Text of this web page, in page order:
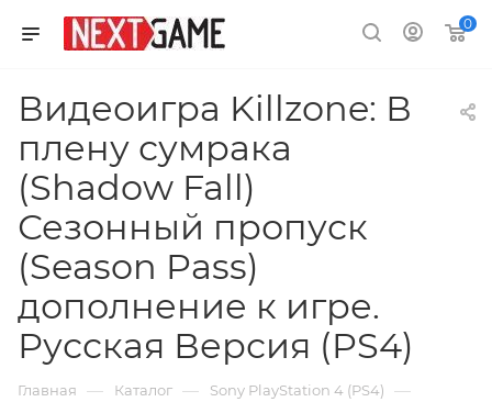
0
Видеоигра Killzone: В
плену сумрака
(Shadow Fall)
Сезонный пропуск
(Season Pass)
дополнение к игре.
Русская Версия (PS4)
Главная — Каталог — Sony PlayStation 4 (PS4) —